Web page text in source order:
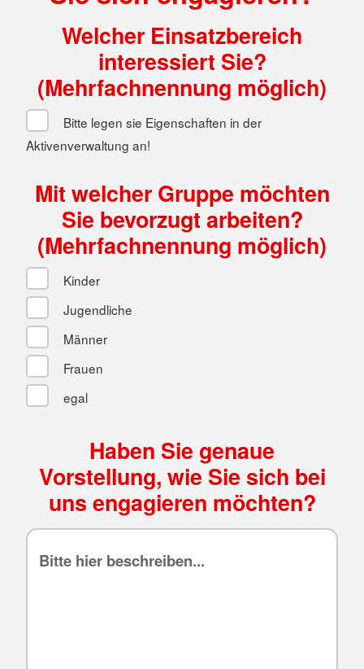
Welcher Einsatzbereich
interessiert Sie?
(Mehrfachnennung möglich)
Bitte legen sie Eigenschaften in der
Aktivenverwaltung an!
Mit welcher Gruppe möchten
Sie bevorzugt arbeiten?
(Mehrfachnennung möglich)
Kinder
Jugendliche
Männer
Frauen
egal
Haben Sie genaue
Vorstellung, wie Sie sich bei
uns engagieren möchten?